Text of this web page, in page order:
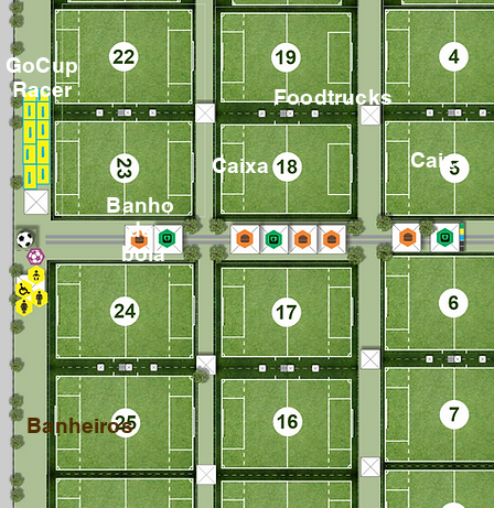
Foodtrucks
Caixa
Caixa
Banheiros
GoCup
Racer
Banho
de
bola